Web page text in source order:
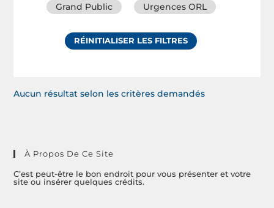
Grand Public
Urgences ORL
RÉINITIALISER LES FILTRES
Aucun résultat selon les critères demandés
À Propos De Ce Site
C’est peut-être le bon endroit pour vous présenter et votre
site ou insérer quelques crédits.